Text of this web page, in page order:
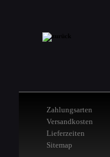
Zahlungsarten
Versandkosten
Lieferzeiten
Sitemap